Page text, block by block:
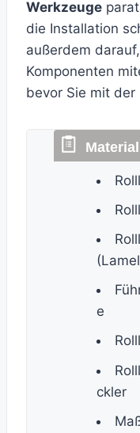
Werkzeuge
die Installation
außerdem
Komponenten
bevor Sie mit
e
ckler